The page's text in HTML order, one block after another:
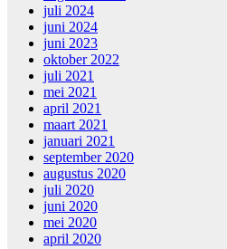
juli 2024
juni 2024
juni 2023
oktober 2022
juli 2021
mei 2021
april 2021
maart 2021
januari 2021
september 2020
augustus 2020
juli 2020
juni 2020
mei 2020
april 2020